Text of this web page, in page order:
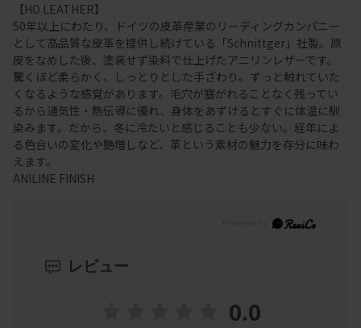
【HO LEATHER】
50年以上にわたり、ドイツの皮革産業のリーディングカンパニー
として高品質な皮革を提供し続けている「Schnittger」社製。原
皮をなめした後、塗装せず染料で仕上げたアニリンレザーです。
驚くほど柔らかく、しっとりとした手ざわり。ずっと触れていた
くなるような感覚があります。毛穴が塞がれることなく残ってい
るから通気性・熱伝導に優れ、身体をあずけるとすぐに体温に馴
染みます。だから、冬に冷たいと感じることも少ない。経年によ
る色合いの変化や艶増しなど、革という素材の魅力を存分に味わ
えます。
ANILINE FINISH
レビュー
0.0